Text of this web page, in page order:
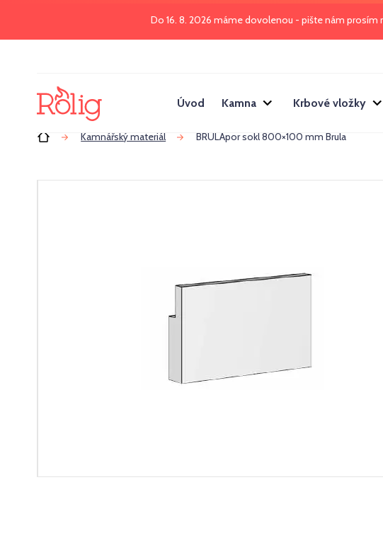
Do 16. 8. 2026 máme dovolenou - pište nám prosím
Úvod Kamna Krbové vložky
Úvod Kamnářský materiál BRULApor sokl 800×100 mm Brula